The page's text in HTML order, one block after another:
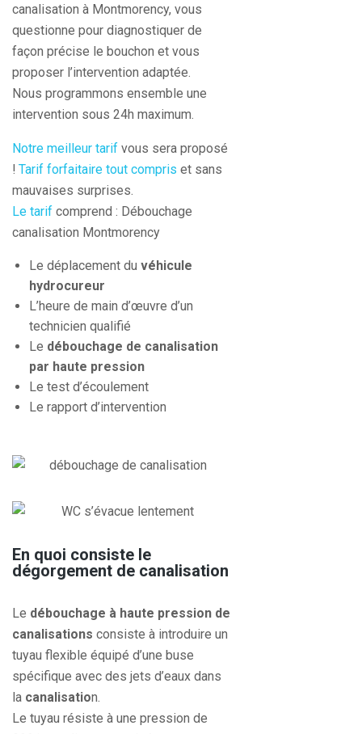
canalisation à Montmorency, vous
questionne pour diagnostiquer de
façon précise le bouchon et vous
proposer l’intervention adaptée.
Nous programmons ensemble une
intervention sous 24h maximum.
Notre meilleur tarif vous sera proposé
! Tarif forfaitaire tout compris et sans
mauvaises surprises.
Le tarif comprend : Débouchage
canalisation Montmorency
Le déplacement du véhicule
hydrocureur
L’heure de main d’œuvre d’un
technicien qualifié
Le débouchage de canalisation
par haute pression
Le test d’écoulement
Le rapport d’intervention
En quoi consiste le
dégorgement de canalisation
Le débouchage à haute pression de
canalisations consiste à introduire un
tuyau flexible équipé d’une buse
spécifique avec des jets d’eaux dans
la canalisation.
Le tuyau résiste à une pression de